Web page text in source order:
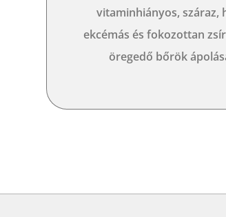
vitaminhiányos, száraz,
ekcémás és fokozottan
öregedő bőrök